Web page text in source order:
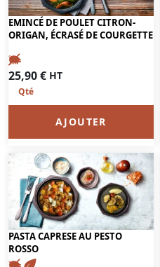
EMINCÉ DE POULET CITRON-
ORIGAN, ÉCRASÉ DE COURGETTE
25,90€ HT
AJOUTER
PASTA CAPRESE AU PESTO
ROSSO